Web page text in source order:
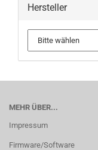
Hersteller
MEHR ÜBER...
Impressum
Firmware/Software